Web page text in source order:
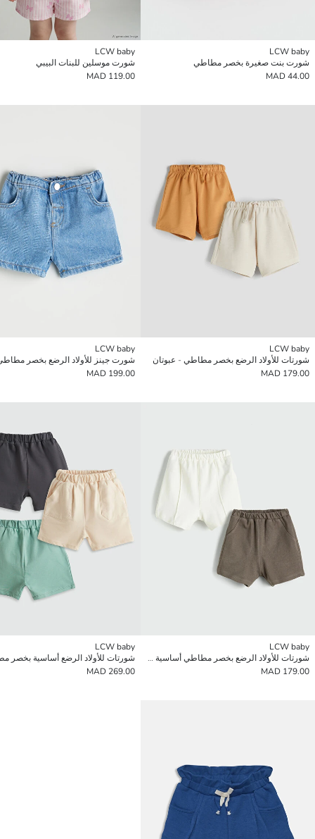
LCW baby
شورت بنت صغيرة بخصر مطاطي
44.00 MAD
LCW baby
شورت موسلين للبنات البيبي
119.00 MAD
LCW baby
شورتات للأولاد الرضع بخصر مطاطي - عبوتان
179.00 MAD
LCW baby
شورت جينز للأولاد الرضع بخصر
199.00 MAD
LCW baby
شورتات للأولاد الرضع بخصر مطاطي أساسية - عبوتان
179.00 MAD
LCW baby
269.00 MAD